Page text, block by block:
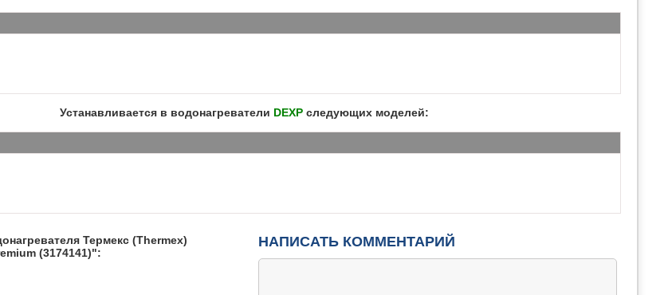
Устанавливается в водонагреватели DEXPследующих моделей:
Термекс (Thermex)
(3174141)":
НАПИСАТЬ КОММЕНТАРИЙ